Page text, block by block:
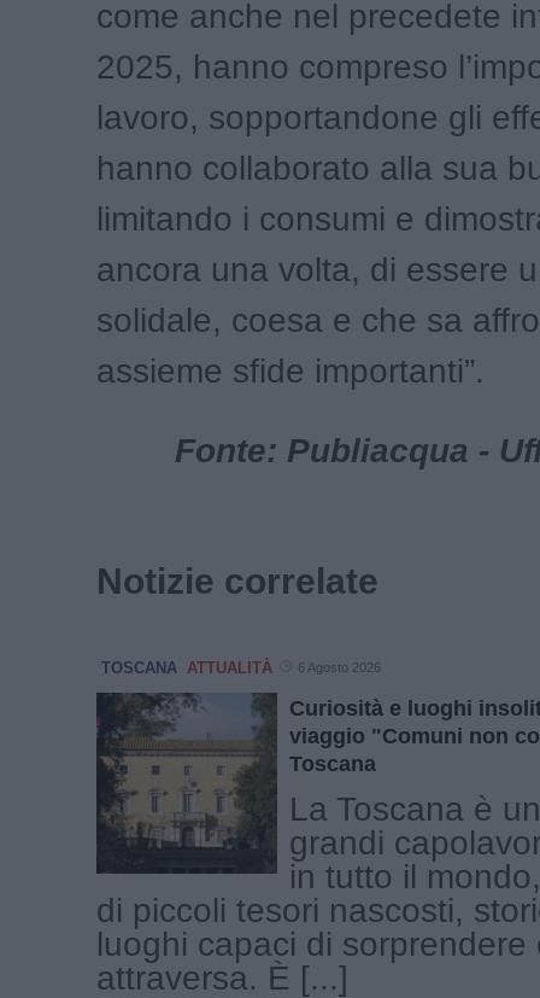
come anche nel precedete
2025, hanno compreso
lavoro, sopportandone gli
hanno collaborato alla sua
limitando i consumi e
ancora una volta, di essere
solidale, coesa e che sa
assieme sfide importanti”.
Fonte: Publiacqua -
Notizie correlate
TOSCANA ATTUALITÀ 6 Agosto 2026
Curiosità e luoghi
viaggio "Comuni non
Toscana
La Toscana è
grandi
in tutto il
di piccoli tesori nascosti,
luoghi capaci di sorprendere
attraversa. È [...]